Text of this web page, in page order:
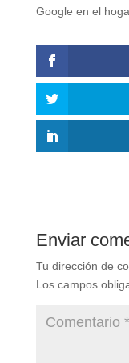
Google en el
Enviar
Tu dirección de
Los campos